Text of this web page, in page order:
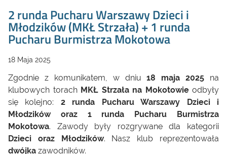
2 runda Pucharu Warszawy Dzieci i
Młodzików (MKŁ Strzała) + 1 runda
Pucharu Burmistrza Mokotowa
18 Maja 2025
Zgodnie z komunikatem, w dniu18 maja 2025 na
klubowych torach MKŁ Strzała na Mokotowieodbyły
się kolejno: 2 runda Pucharu Warszawy Dzieci i
Młodzików oraz 1 runda Pucharu Burmistrza
Mokotowa. Zawody były rozgrywane dla kategorii
Dzieci oraz Młodzików. Nasz klub reprezentowała
dwójka zawodników.